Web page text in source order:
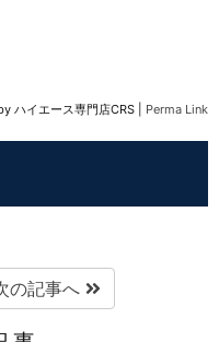
ハイエース専門店CRS Perma Link
の記事へ